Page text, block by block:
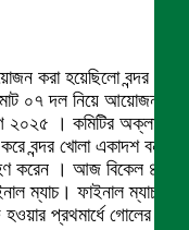
করা হয়েছিলো বন্দর
০৭ দল নিয়ে আয়োজন
২০২৫ । কমিটির অক্লান্ত
বন্দর খোলা একাদশ বনাম
করেন । আজ বিকেল ৪
ম্যাচ। ফাইনাল ম্যাচ
প্রথমার্ধে গোলের